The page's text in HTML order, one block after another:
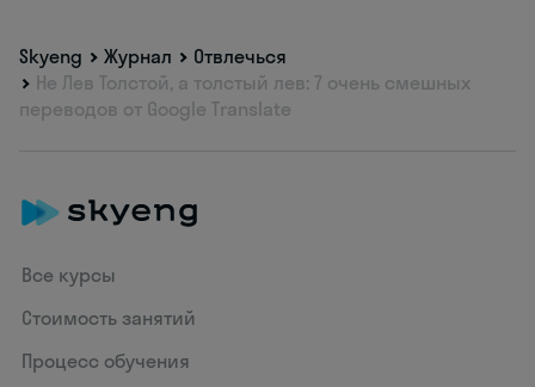
Skyeng Журнал
Отвлечься
Не Лев Толстой, а толстый лев: 7 очень смешных
переводов от Google Translate
Все курсы
Стоимость занятий
Процесс обучения